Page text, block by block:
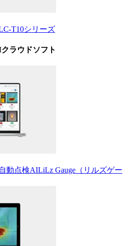
T10シリーズ
ラウドソフト
動点検AILiLz Gauge（リルズゲー